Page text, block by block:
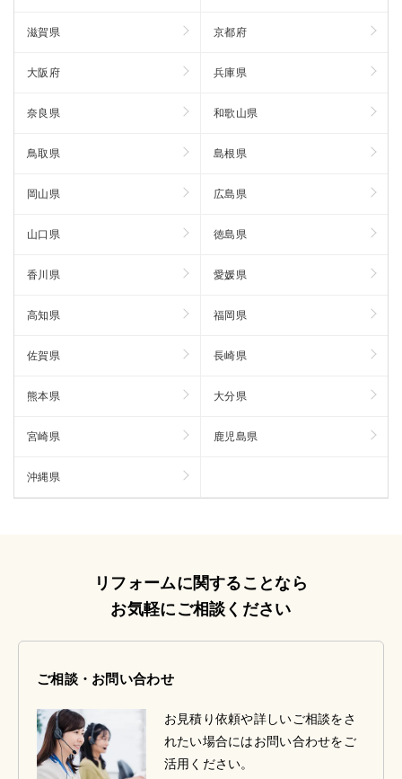
滋賀県 京都府
大阪府 兵庫県
奈良県 和歌山県
鳥取県 島根県
岡山県 広島県
山口県 徳島県
香川県 愛媛県
高知県 福岡県
佐賀県 長崎県
熊本県 大分県
宮崎県 鹿児島県
沖縄県
リフォームに関することなら
お気軽にご相談ください
ご相談・お問い合わせ
お見積り依頼や詳しいご相談をさ
れたい場合にはお問い合わせをご
活用ください。